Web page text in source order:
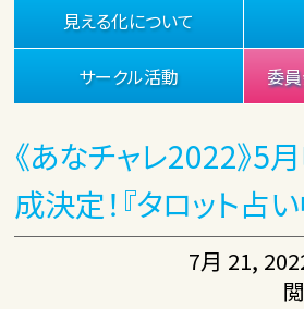
見える化について
サークル活動 委
《あなチャレ2022》
成決定！『タロット占
7月 21,